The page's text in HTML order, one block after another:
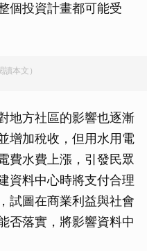
個投資計畫都可能受
本文）
地方社區的影響也逐漸
增加稅收，但用水用電
費水費上漲，引發民眾
資料中心時將支付合理
試圖在商業利益與社會
否落實，將影響資料中